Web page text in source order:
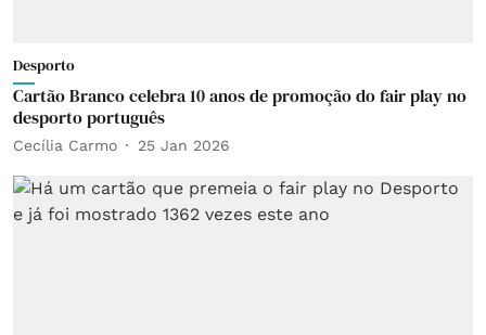
Desporto
Cartão Branco celebra 10 anos de promoção do fair play no
desporto português
Cecília Carmo 25 Jan 2026